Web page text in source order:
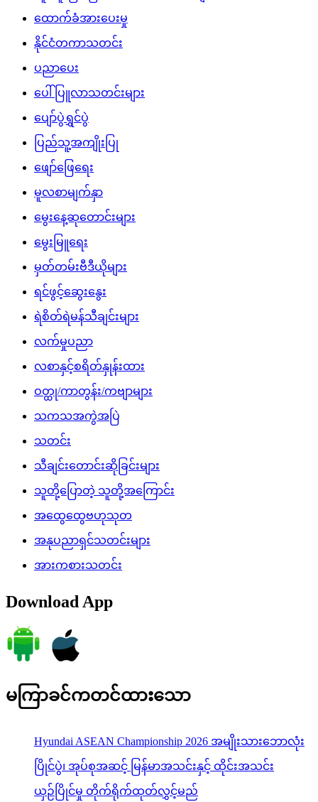
ထောက်ခံအားပေးမှု
နိုင်ငံတကာသတင်း
ပညာပေး
ပေါ်ပြူလာသတင်းများ
ပျော်ပွဲရွှင်ပွဲ
ပြည်သူ့အကျိုးပြု
ဖျော်ဖြေရေး
မူလစာမျက်နှာ
မွေးနေ့ဆုတောင်းများ
မွေးမြူရေး
မှတ်တမ်းဗီဒီယိုများ
ရင်ဖွင့်ဆွေးနွေး
ရဲစိတ်ရဲမန်သီချင်းများ
လက်မှုပညာ
လစာနှင့်စရိတ်နှုန်းထား
ဝတ္ထု/ကာတွန်း/ကဗျာများ
သကသအကွဲအပြဲ
သတင်း
သီချင်းတောင်းဆိုခြင်းများ
သူတို့ပြောတဲ့ သူတို့အကြောင်း
အထွေထွေဗဟုသုတ
အနုပညာရှင်သတင်းများ
အားကစားသတင်း
Download App
မကြာခင်ကတင်ထားသော
Hyundai ASEAN Championship 2026 အမျိုးသားဘောလုံး
ပြိုင်ပွဲ၊ အုပ်စုအဆင့် မြန်မာအသင်းနှင့် ထိုင်းအသင်း
ယှဉ်ပြိုင်မှု တိုက်ရိုက်ထုတ်လွှင့်မည်